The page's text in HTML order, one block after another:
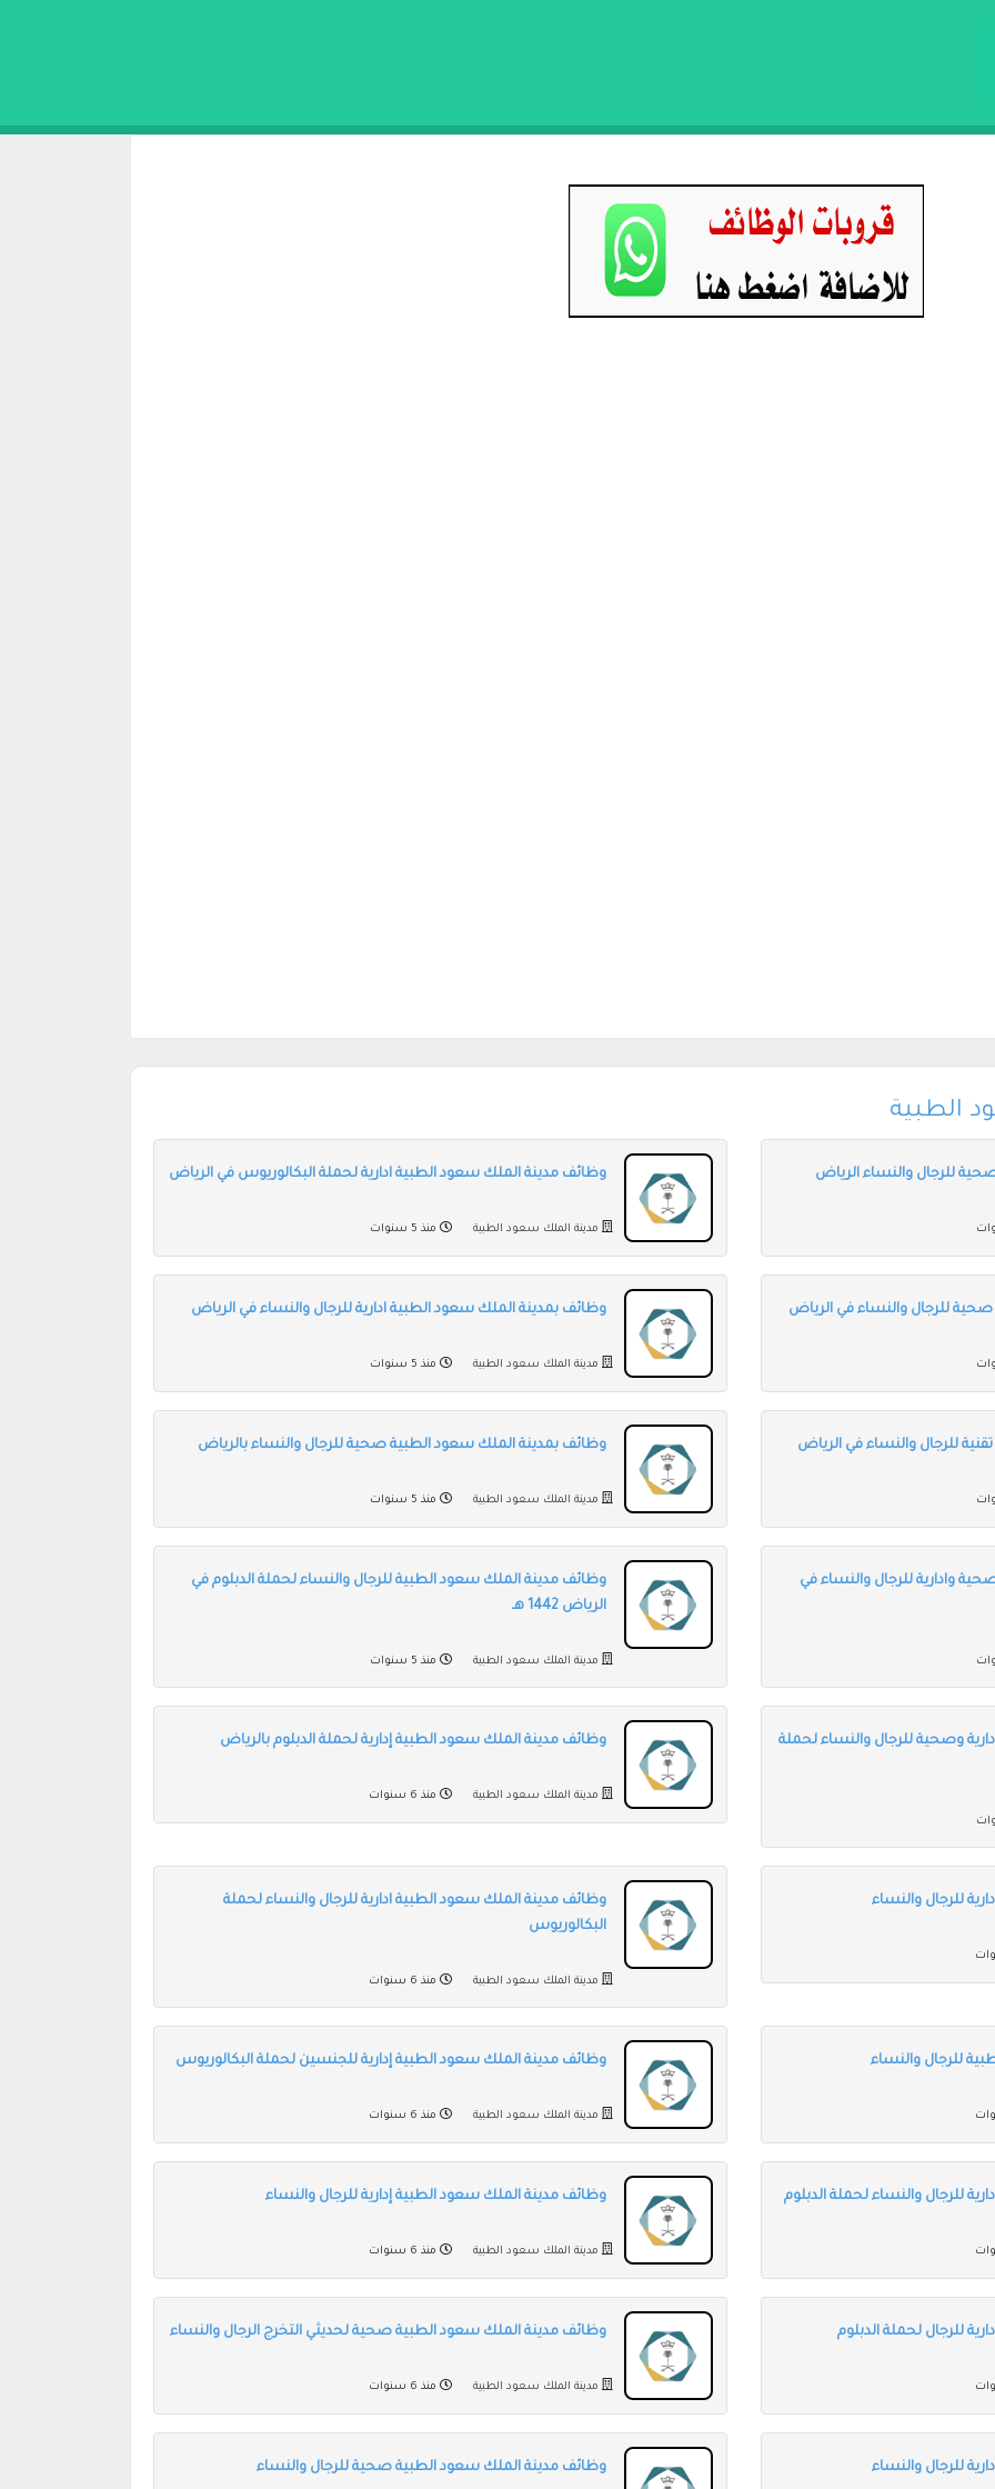
الطبية
للرجال والنساء الرياض وظائف مدينة الملك سعود الطبية ادارية لحملة البكالوريوس في الرياض
مدينة الملك سعود الطبية منذ 5 سنوات
للرجال والنساء في الرياض وظائف بمدينة الملك سعود الطبية ادارية للرجال والنساء في الرياض
مدينة الملك سعود الطبية منذ 5 سنوات
للرجال والنساء في الرياض وظائف بمدينة الملك سعود الطبية صحية للرجال والنساء بالرياض
مدينة الملك سعود الطبية منذ 5 سنوات
وادارية للرجال والنساء في
وظائف مدينة الملك سعود الطبية للرجال والنساء لحملة الدبلوم في
الرياض 1442 هـ
مدينة الملك سعود الطبية منذ 5 سنوات
وصحية للرجال والنساء لحملة وظائف مدينة الملك سعود الطبية إدارية لحملة الدبلوم بالرياض
مدينة الملك سعود الطبية منذ 6 سنوات
للرجال والنساء
وظائف مدينة الملك سعود الطبية ادارية للرجال والنساء لحملة
البكالوريوس
مدينة الملك سعود الطبية منذ 6 سنوات
للرجال والنساء وظائف مدينة الملك سعود الطبية إدارية للجنسين لحملة البكالوريوس
مدينة الملك سعود الطبية منذ 6 سنوات
للرجال والنساء لحملة الدبلوم وظائف مدينة الملك سعود الطبية إدارية للرجال والنساء
مدينة الملك سعود الطبية منذ 6 سنوات
للرجال لحملة الدبلوم وظائف مدينة الملك سعود الطبية صحية لحديثي التخرج الرجال والنساء
مدينة الملك سعود الطبية منذ 6 سنوات
للرجال والنساء وظائف مدينة الملك سعود الطبية صحية للرجال والنساء